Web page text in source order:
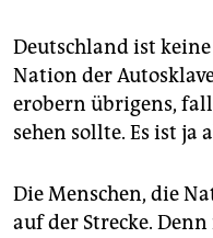
Deutschland ist
Nation der
erobern übrigens,
sehen sollte. Es ist ja
Die Menschen, die
auf der Strecke.